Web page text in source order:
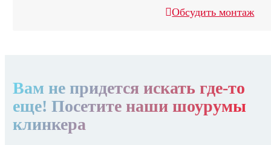
Обсудить монтаж
Вам не придется искать где-то
еще! Посетите наши шоурумы
клинкера